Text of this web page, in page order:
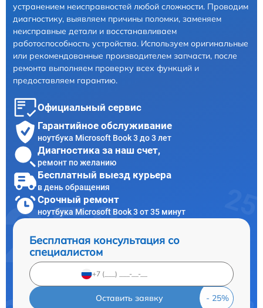
устранением неисправностей любой сложности. Проводим
диагностику, выявляем причины поломки, заменяем
неисправные детали и восстанавливаем
работоспособность устройства. Используем оригинальные
или рекомендованные производителем запчасти, после
ремонта выполняем проверку всех функций и
предоставляем гарантию.
Официальный сервис
Гарантийное обслуживание
ноутбука Microsoft Book 3 до 3 лет
Диагностика за наш счет,
ремонт по желанию
Бесплатный выезд курьера
в день обращения
Срочный ремонт
ноутбука Microsoft Book 3 от 35 минут
Бесплатная консультация со
специалистом
Оставить заявку